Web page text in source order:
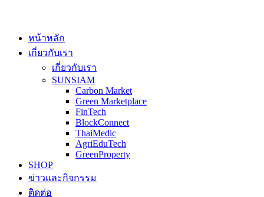
Close
หน้าหลัก
เกี่ยวกับเรา
เกี่ยวกับเรา
SUNSIAM
Carbon Market
Green Marketplace
FinTech
BlockConnect
ThaiMedic
AgriEduTech
GreenProperty
SHOP
ข่าวและกิจกรรม
ติดต่อ